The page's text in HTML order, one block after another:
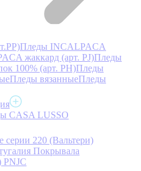
Пледы INCALPACA
жаккард (арт. PJ)Пледы
100% (арт. PH)Пледы
Пледы вязанныеПледы
CASA LUSSO
серии 220 (Вальтери)
Покрывала
PNJC